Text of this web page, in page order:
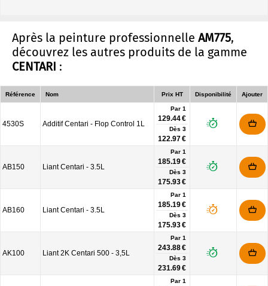
Après la peinture professionnelle AM775,
découvrez les autres produits de la gamme
CENTARI :
Référence Nom Prix HT Disponibilité Ajouter
4530S Additif Centari - Flop Control 1L
Par 1
129.44 €
Dès 3
122.97 €
AB150 Liant Centari - 3.5L
Par 1
185.19 €
Dès 3
175.93 €
AB160 Liant Centari - 3.5L
Par 1
185.19 €
Dès 3
175.93 €
AK100 Liant 2K Centari 500 - 3,5L
Par 1
243.88 €
Dès 3
231.69 €
Par 1